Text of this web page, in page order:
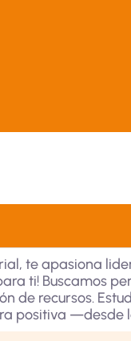
te apasiona
ti! Buscamos
de recursos.
positiva